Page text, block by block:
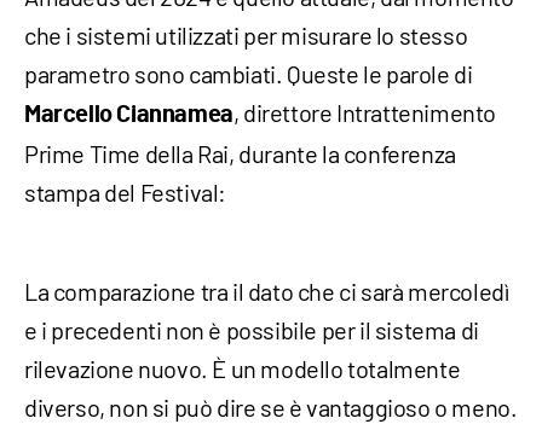
che i sistemi utilizzati per misurare lo stesso
parametro sono cambiati. Queste le parole di
Marcello Ciannamea, direttore Intrattenimento
Prime Time della Rai, durante la conferenza
stampa del Festival:
La comparazione tra il dato che ci sarà mercoledì
e i precedenti non è possibile per il sistema di
rilevazione nuovo. È un modello totalmente
diverso, non si può dire se è vantaggioso o meno.